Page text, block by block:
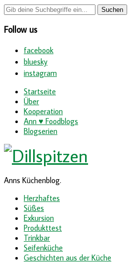
Follow us
facebook
bluesky
instagram
Startseite
Über
Kooperation
Ann ♥ Foodblogs
Blogserien
Anns Küchenblog.
Herzhaftes
Süßes
Exkursion
Produkttest
Trinkbar
Seifenküche
Geschichten aus der Küche